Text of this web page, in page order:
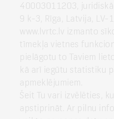
40003011203,
9 k-3, Rīga, Latvija,
www.lvrtc.lv izmanto
tīmekļa vietnes
pielāgotu to Taviem
kā arī iegūtu statistiku
apmeklējumiem.
Šeit Tu vari izvēlēties,
apstiprināt. Ar pilnu
Klientu
+371 67108787
Medijiem
+371 29665001
vineta.sprugaine@lvrtc.lv